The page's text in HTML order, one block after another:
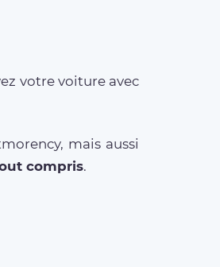
votre voiture avec
mais aussi
compris.